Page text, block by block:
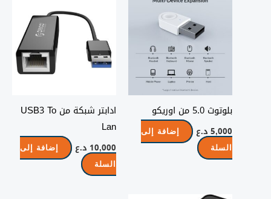
بلوتوث 5.0 من اوريكو
5,000 د.ع
إضافة إلى
السلة
ادابتر شبكة من USB3 To
Lan
10,000 د.ع
إضافة إلى
السلة